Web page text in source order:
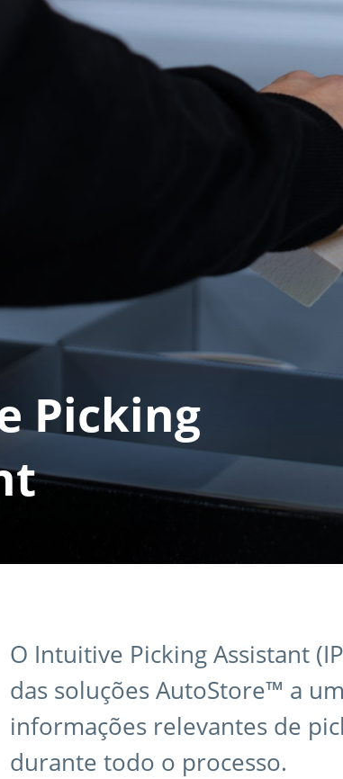
Picking
O Intuitive Picking Assistant
das soluções AutoStore™ a
informações relevantes de
durante todo o processo.